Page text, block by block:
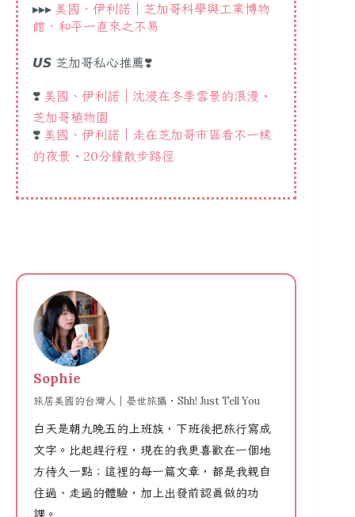
▸▸▸ 美國、伊利諾｜芝加哥科學與工業博物
館．和平一直來之不易
𝙐𝙎 芝加哥私心推薦❣️
❣️ 美國、伊利諾｜沈浸在冬季雪景的浪漫・
芝加哥植物園
❣️ 美國、伊利諾｜走在芝加哥市區看不一樣
的夜景・20分鐘散步路徑
Sophie
旅居美國的台灣人｜晏世旅攝・Shh! Just Tell You
白天是朝九晚五的上班族，下班後把旅行寫成
文字。比起趕行程，現在的我更喜歡在一個地
方待久一點；這裡的每一篇文章，都是我親自
住過、走過的體驗，加上出發前認真做的功